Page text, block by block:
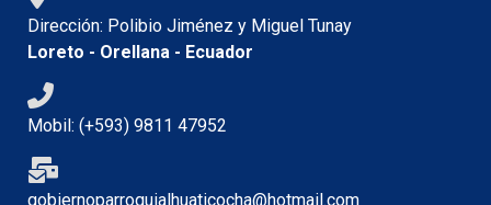
Dirección: Polibio Jiménez y Miguel Tunay
Loreto - Orellana - Ecuador
Mobil: (+593) 9811 47952
gobiernoparroquialhuaticocha@hotmail.com